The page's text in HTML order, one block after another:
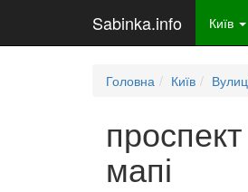
Sabinka.info Київ
Головна Київ
мапі